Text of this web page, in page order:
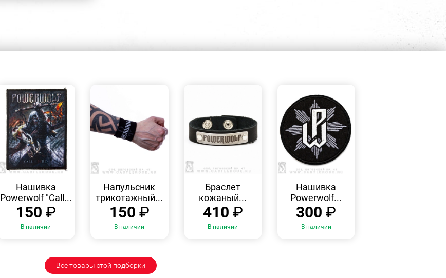
Нашивка
Powerwolf "Call...
150 ₽
В наличии
Напульсник
трикотажный...
150 ₽
В наличии
Браслет
кожаный...
410 ₽
В наличии
Нашивка
Powerwolf...
300₽
В наличии
Все товары этой подборки